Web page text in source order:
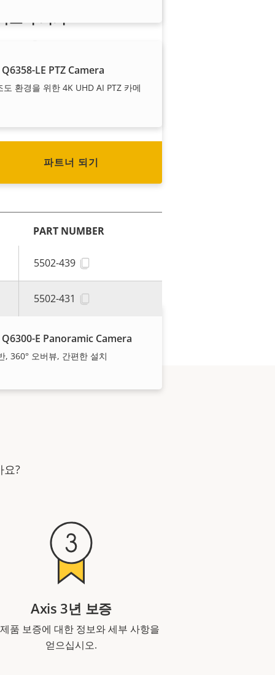
LE PTZ Camera
도 환경을 위한 4K UHD AI PTZ 카메
Q6300-E Panoramic Camera
, 360° 오버뷰, 간편한 설치
트너 되기
거의 모든 국가에 파트너를 두고
습니다. 이 중 하나가 되는 방법
파트너 되기
PART NUMBER
5502-439
5502-431
요?
Axis 3년 보증
품 보증에 대한 정보와 세부 사항을
얻으십시오.